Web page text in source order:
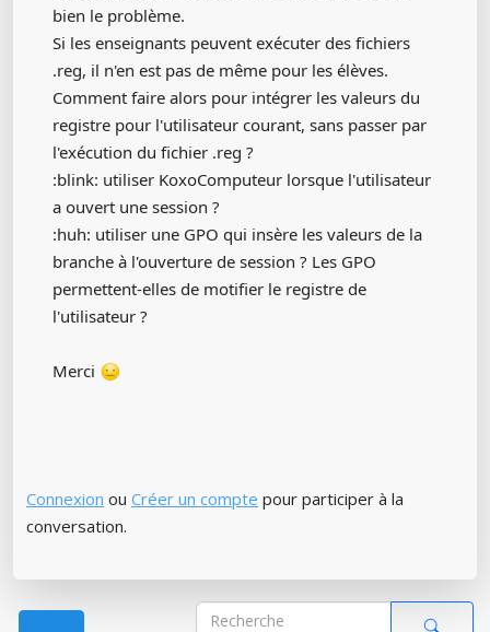
bien le problème.
Si les enseignants peuvent exécuter des fichiers
.reg, il n'en est pas de même pour les élèves.
Comment faire alors pour intégrer les valeurs du
registre pour l'utilisateur courant, sans passer par
l'exécution du fichier .reg ?
:blink: utiliser KoxoComputeur lorsque l'utilisateur
a ouvert une session ?
:huh: utiliser une GPO qui insère les valeurs de la
branche à l'ouverture de session ? Les GPO
permettent-elles de motifier le registre de
l'utilisateur ?
Merci
Connexion ou Créer un compte pour participer à la
conversation.